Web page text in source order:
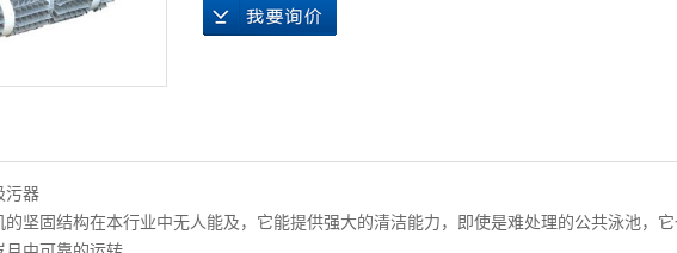
污器
的坚固结构在本行业中无人能及，它能提供强大的清洁能力，即使是难处理的公共泳池，